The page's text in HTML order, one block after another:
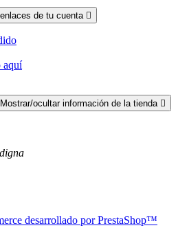
de tu cuenta 
aquí
Mostrar/ocultar información de la tienda 
desarrollado por PrestaShop™